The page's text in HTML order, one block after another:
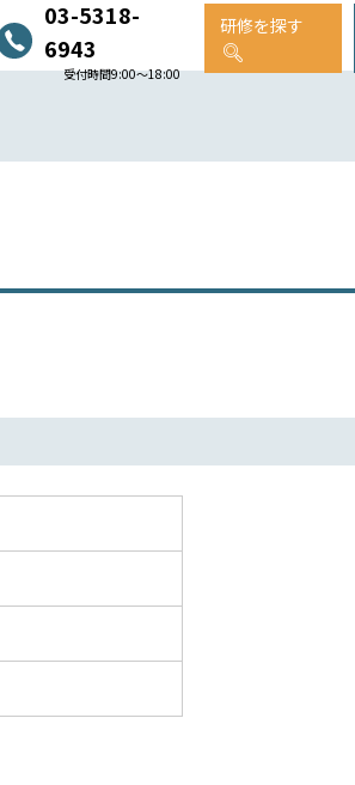
03-5318-
6943
受付時間9:00〜18:00
研修を探す